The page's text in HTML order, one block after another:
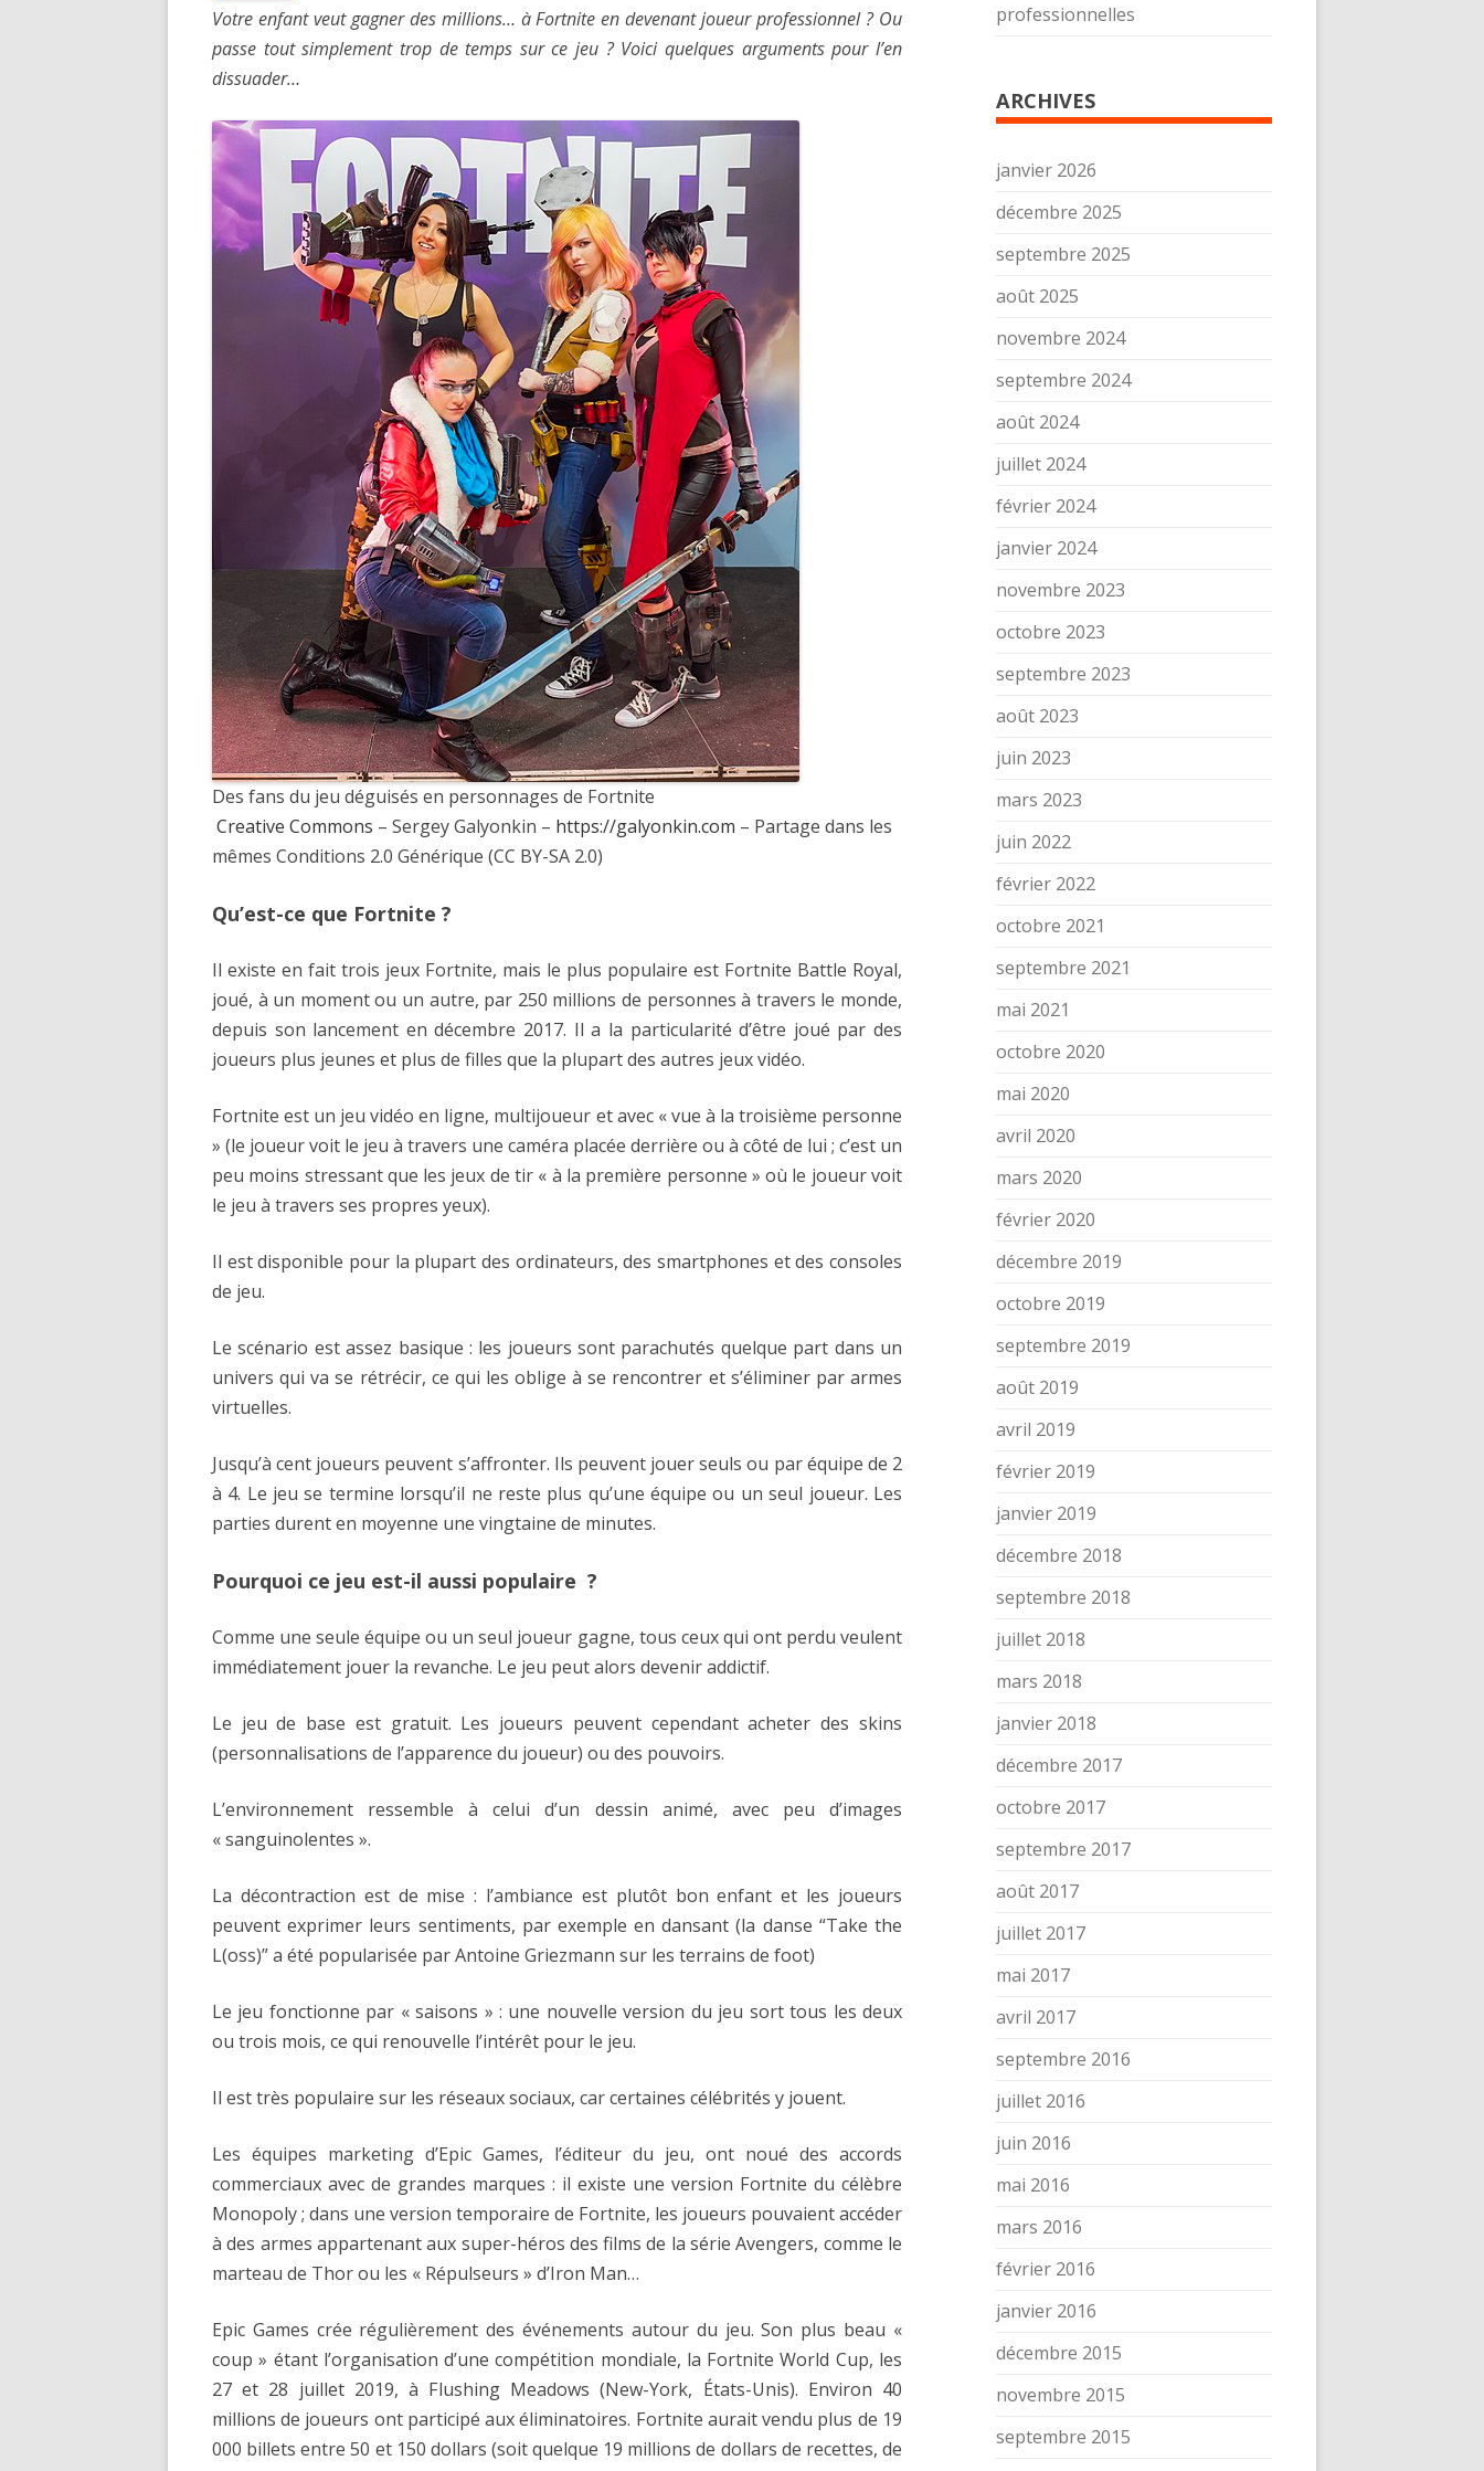
Votre enfant veut gagner des millions… à Fortnite en devenant joueur professionnel ? Ou
passe tout simplement trop de temps sur ce jeu ? Voici quelques arguments pour l’en
dissuader…
Des fans du jeu déguisés en personnages de Fortnite
Creative Commons – Sergey Galyonkin – https://galyonkin.com – Partage dans les
mêmes Conditions 2.0 Générique (CC BY-SA 2.0)
Qu’est-ce que Fortnite ?
Il existe en fait trois jeux Fortnite, mais le plus populaire est Fortnite Battle Royal,
joué, à un moment ou un autre, par 250 millions de personnes à travers le monde,
depuis son lancement en décembre 2017. Il a la particularité d’être joué par des
joueurs plus jeunes et plus de filles que la plupart des autres jeux vidéo.
Fortnite est un jeu vidéo en ligne, multijoueur et avec « vue à la troisième personne
» (le joueur voit le jeu à travers une caméra placée derrière ou à côté de lui ; c’est un
peu moins stressant que les jeux de tir « à la première personne » où le joueur voit
le jeu à travers ses propres yeux).
Il est disponible pour la plupart des ordinateurs, des smartphones et des consoles
de jeu.
Le scénario est assez basique : les joueurs sont parachutés quelque part dans un
univers qui va se rétrécir, ce qui les oblige à se rencontrer et s’éliminer par armes
virtuelles.
Jusqu’à cent joueurs peuvent s’affronter. Ils peuvent jouer seuls ou par équipe de 2
à 4. Le jeu se termine lorsqu’il ne reste plus qu’une équipe ou un seul joueur. Les
parties durent en moyenne une vingtaine de minutes.
Pourquoi ce jeu est-il aussi populaire ?
Comme une seule équipe ou un seul joueur gagne, tous ceux qui ont perdu veulent
immédiatement jouer la revanche. Le jeu peut alors devenir addictif.
Le jeu de base est gratuit. Les joueurs peuvent cependant acheter des skins
(personnalisations de l’apparence du joueur) ou des pouvoirs.
L’environnement ressemble à celui d’un dessin animé, avec peu d’images
« sanguinolentes ».
La décontraction est de mise : l’ambiance est plutôt bon enfant et les joueurs
peuvent exprimer leurs sentiments, par exemple en dansant (la danse “Take the
L(oss)” a été popularisée par Antoine Griezmann sur les terrains de foot)
Le jeu fonctionne par « saisons » : une nouvelle version du jeu sort tous les deux
ou trois mois, ce qui renouvelle l’intérêt pour le jeu.
Il est très populaire sur les réseaux sociaux, car certaines célébrités y jouent.
Les équipes marketing d’Epic Games, l’éditeur du jeu, ont noué des accords
commerciaux avec de grandes marques : il existe une version Fortnite du célèbre
Monopoly ; dans une version temporaire de Fortnite, les joueurs pouvaient accéder
à des armes appartenant aux super-héros des films de la série Avengers, comme le
marteau de Thor ou les « Répulseurs » d’Iron Man…
Epic Games crée régulièrement des événements autour du jeu. Son plus beau «
coup » étant l’organisation d’une compétition mondiale, la Fortnite World Cup, les
27 et 28 juillet 2019, à Flushing Meadows (New-York, États-Unis). Environ 40
millions de joueurs ont participé aux éliminatoires. Fortnite aurait vendu plus de 19
000 billets entre 50 et 150 dollars (soit quelque 19 millions de dollars de recettes, de
professionnelles
ARCHIVES
janvier 2026
décembre 2025
septembre 2025
août 2025
novembre 2024
septembre 2024
août 2024
juillet 2024
février 2024
janvier 2024
novembre 2023
octobre 2023
septembre 2023
août 2023
juin 2023
mars 2023
juin 2022
février 2022
octobre 2021
septembre 2021
mai 2021
octobre 2020
mai 2020
avril 2020
mars 2020
février 2020
décembre 2019
octobre 2019
septembre 2019
août 2019
avril 2019
février 2019
janvier 2019
décembre 2018
septembre 2018
juillet 2018
mars 2018
janvier 2018
décembre 2017
octobre 2017
septembre 2017
août 2017
juillet 2017
mai 2017
avril 2017
septembre 2016
juillet 2016
juin 2016
mai 2016
mars 2016
février 2016
janvier 2016
décembre 2015
novembre 2015
septembre 2015